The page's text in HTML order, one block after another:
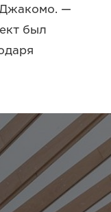
Джакомо. —
был